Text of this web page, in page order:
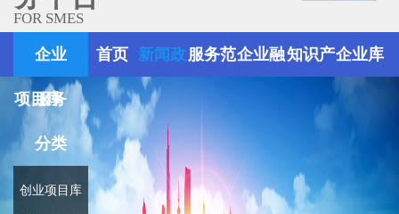
FOR SMES
企业
服务
分类
创业项目库
首页 新闻政
策
服务范企业融知识产企业库
项目库